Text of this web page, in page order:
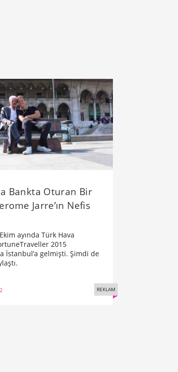
Bankta Oturan Bir
Jarre’ın Nefis
ayında Türk Hava
2015
İstanbul’a gelmişti. Şimdi de
REKLAM